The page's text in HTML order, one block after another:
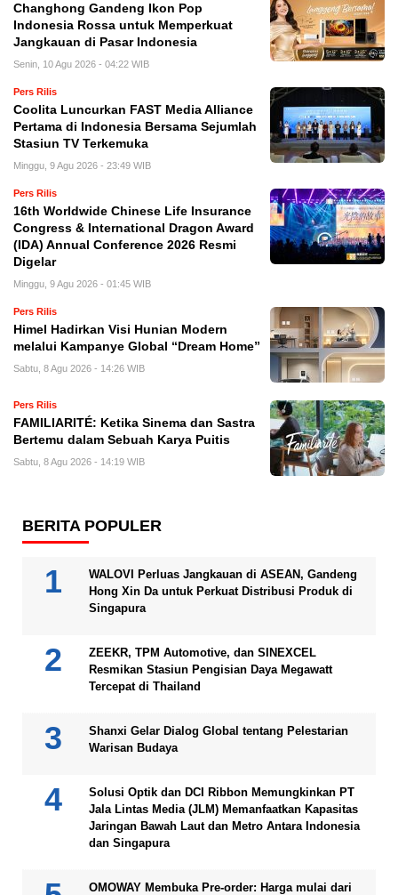
Changhong Gandeng Ikon Pop
Indonesia Rossa untuk Memperkuat
Jangkauan di Pasar Indonesia
Senin, 10 Agu 2026 - 04:22 WIB
Pers Rilis
Coolita Luncurkan FAST Media Alliance
Pertama di Indonesia Bersama Sejumlah
Stasiun TV Terkemuka
Minggu, 9 Agu 2026 - 23:49 WIB
Pers Rilis
16th Worldwide Chinese Life Insurance
Congress & International Dragon Award
(IDA) Annual Conference 2026 Resmi
Digelar
Minggu, 9 Agu 2026 - 01:45 WIB
Pers Rilis
Himel Hadirkan Visi Hunian Modern
melalui Kampanye Global “Dream Home”
Sabtu, 8 Agu 2026 - 14:26 WIB
Pers Rilis
FAMILIARITÉ: Ketika Sinema dan Sastra
Bertemu dalam Sebuah Karya Puitis
Sabtu, 8 Agu 2026 - 14:19 WIB
BERITA POPULER
WALOVI Perluas Jangkauan di ASEAN, Gandeng
Hong Xin Da untuk Perkuat Distribusi Produk di
Singapura
ZEEKR, TPM Automotive, dan SINEXCEL
Resmikan Stasiun Pengisian Daya Megawatt
Tercepat di Thailand
Shanxi Gelar Dialog Global tentang Pelestarian
Warisan Budaya
Solusi Optik dan DCI Ribbon Memungkinkan PT
Jala Lintas Media (JLM) Memanfaatkan Kapasitas
Jaringan Bawah Laut dan Metro Antara Indonesia
dan Singapura
OMOWAY Membuka Pre-order: Harga mulai dari